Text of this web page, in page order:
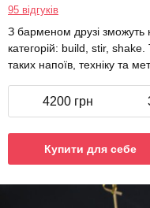
95 відгуків
З барменом друзі зможуть
категорій: build, stir,
таких напоїв, техніку та
4200 грн
Купити для себе